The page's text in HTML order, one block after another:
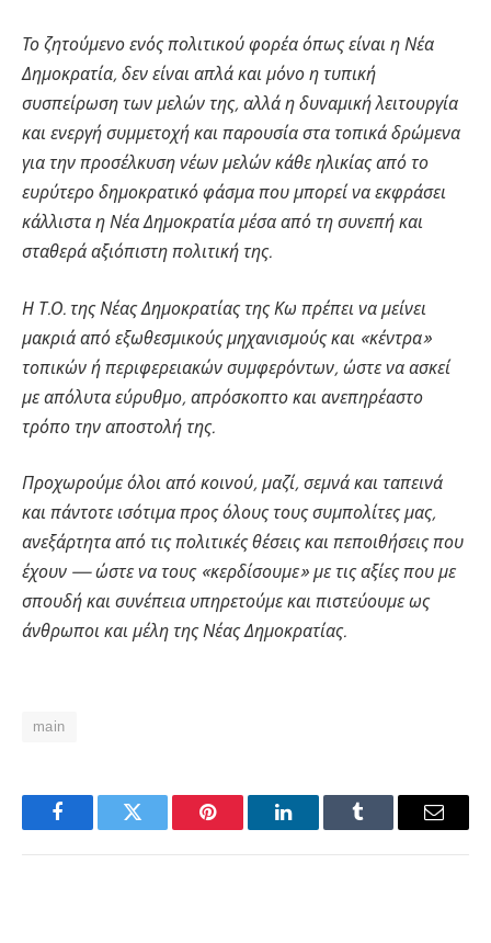
Το ζητούμενο ενός πολιτικού φορέα όπως είναι η Νέα
Δημοκρατία, δεν είναι απλά και μόνο η τυπική
συσπείρωση των μελών της, αλλά η δυναμική λειτουργία
και ενεργή συμμετοχή και παρουσία στα τοπικά δρώμενα
για την προσέλκυση νέων μελών κάθε ηλικίας από το
ευρύτερο δημοκρατικό φάσμα που μπορεί να εκφράσει
κάλλιστα η Νέα Δημοκρατία μέσα από τη συνεπή και
σταθερά αξιόπιστη πολιτική της.
Η Τ.Ο. της Νέας Δημοκρατίας της Κω πρέπει να μείνει
μακριά από εξωθεσμικούς μηχανισμούς και «κέντρα»
τοπικών ή περιφερειακών συμφερόντων, ώστε να ασκεί
με απόλυτα εύρυθμο, απρόσκοπτο και ανεπηρέαστο
τρόπο την αποστολή της.
Προχωρούμε όλοι από κοινού, μαζί, σεμνά και ταπεινά
και πάντοτε ισότιμα προς όλους τους συμπολίτες μας,
ανεξάρτητα από τις πολιτικές θέσεις και πεποιθήσεις που
έχουν — ώστε να τους «κερδίσουμε» με τις αξίες που με
σπουδή και συνέπεια υπηρετούμε και πιστεύουμε ως
άνθρωποι και μέλη της Νέας Δημοκρατίας.
main
FacebookTwitter Pinterest LinkedInTumblr Email